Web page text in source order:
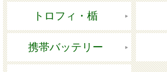
トロフィ・楯
携帯バッテリー